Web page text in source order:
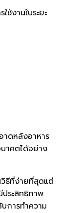
ช้งานในระยะ
าดหลังอาหาร
าคตได้อย่าง
วิธีที่ง่ายที่สุดแต่
ระสิทธิภาพ
การทำความ